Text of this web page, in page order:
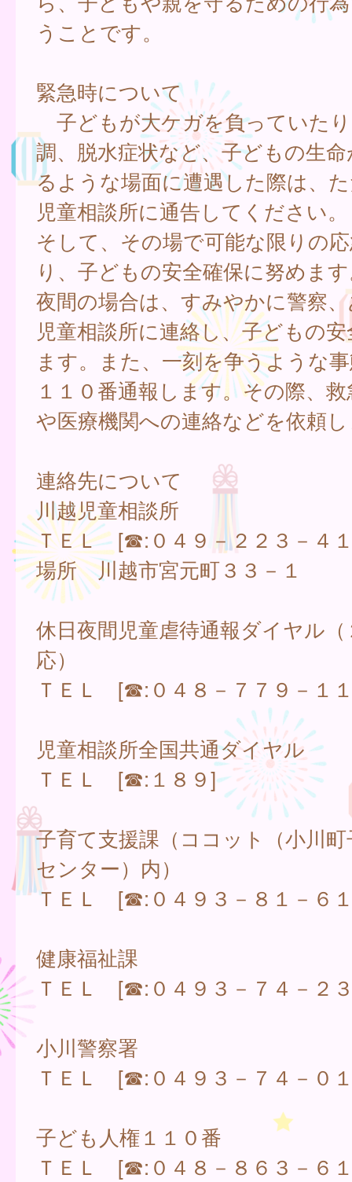
うことです。
緊急時について
子どもが大ケガを負っていた
調、脱水症状など、子どもの生
るような場面に遭遇した際は、
児童相談所に通告してください。
そして、その場で可能な限りの
り、子どもの安全確保に努めま
夜間の場合は、すみやかに警察
児童相談所に連絡し、子どもの
ます。また、一刻を争うような
１１０番通報します。その際、
や医療機関への連絡などを依頼
連絡先について
川越児童相談所
ＴＥＬ [☎:０４９－２２３－４
場所 川越市宮元町３３－１
休日夜間児童虐待通報ダイヤル
応）
ＴＥＬ [☎:０４８－７７９－１
児童相談所全国共通ダイヤル
ＴＥＬ [☎:１８９]
子育て支援課（ココット（小川
センター）内）
ＴＥＬ [☎:０４９３－８１－６
健康福祉課
ＴＥＬ [☎:０４９３－７４－２
小川警察署
ＴＥＬ [☎:０４９３－７４－０
子ども人権１１０番
ＴＥＬ [☎:０４８－８６３－６